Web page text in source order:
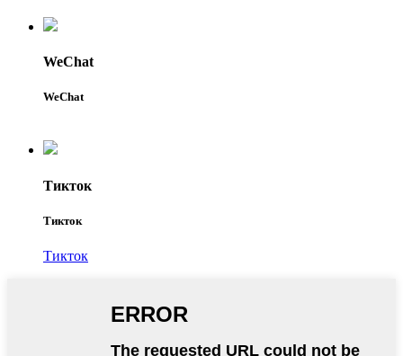
WeChat
WeChat
Тикток
Тикток
Тикток